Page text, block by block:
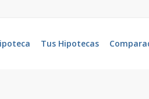
Tus Hipotecas